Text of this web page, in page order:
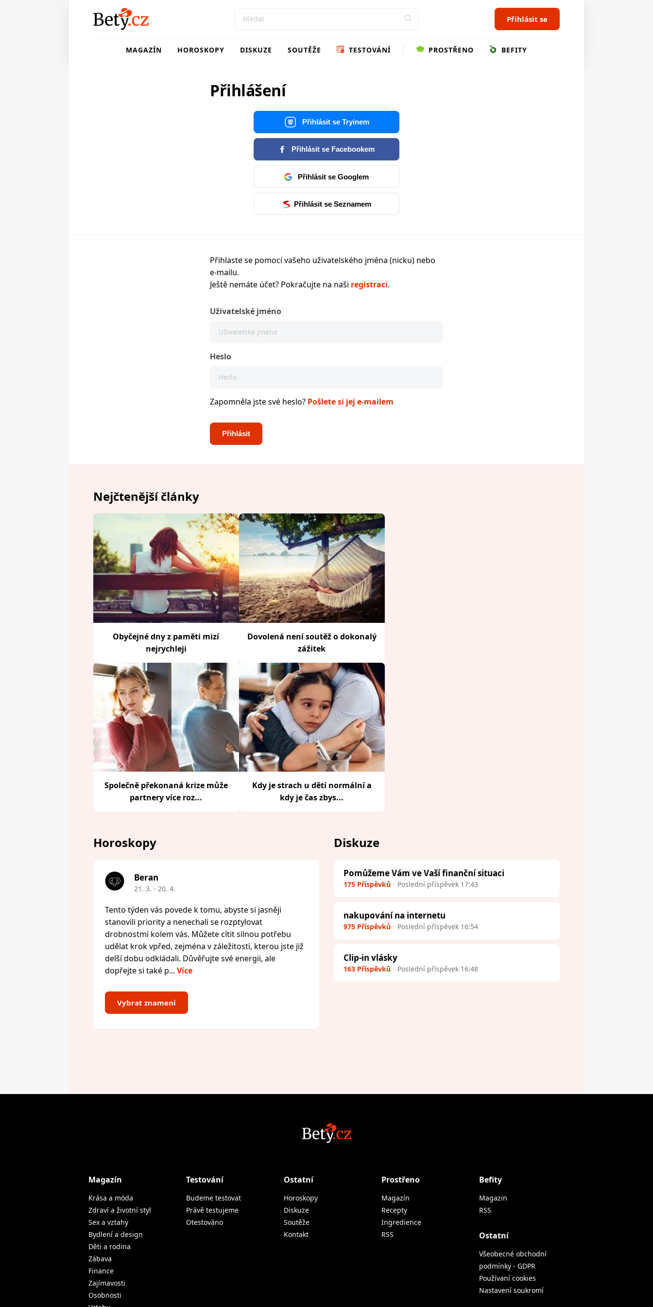
Přihlásit se
MAGAZÍN HOROSKOPY DISKUZE SOUTĚŽE TESTOVÁNÍ PROSTŘENO BEFITY
Přihlášení
Přihlásit se Tryinem
Přihlásit se Facebookem
Přihlásit se Googlem
Přihlásit se Seznamem
Přihlaste se pomocí vašeho uživatelského jména (nicku) nebo
e-mailu.
Ještě nemáte účet? Pokračujte na naši registraci.
Uživatelské jméno
Heslo
Zapomněla jste své heslo? Pošlete si jej e-mailem
Nejčtenější články
Obyčejné dny z paměti mizí
nejrychleji
Dovolená není soutěž o dokonalý
zážitek
Společně překonaná krize může
partnery více roz...
Kdy je strach u dětí normální a
kdy je čas zbys...
Horoskopy
Beran
21. 3. - 20. 4.
Tento týden vás povede k tomu, abyste si jasněji
stanovili priority a nenechali se rozptylovat
drobnostmi kolem vás. Můžete cítit silnou potřebu
udělat krok vpřed, zejména v záležitosti, kterou jste již
delší dobu odkládali. Důvěřujte své energii, ale
dopřejte si také p... Více
Vybrat znamení
Diskuze
Pomůžeme Vám ve Vaší finanční situaci
175 Příspěvků Poslední příspěvek 17:43
nakupování na internetu
975 Příspěvků Poslední příspěvek 16:54
Clip-in vlásky
163 Příspěvků Poslední příspěvek 16:48
Magazín
Krása a móda
Zdraví a životní styl
Sex a vztahy
Bydlení a design
Děti a rodina
Zábava
Finance
Zajímavosti
Osobnosti
Testování
Budeme testovat
Právě testujeme
Otestováno
Ostatní
Horoskopy
Diskuze
Soutěže
Kontakt
Prostřeno
Magazín
Recepty
Ingredience
RSS
Befity
Magazin
RSS
Ostatní
Všeobecné obchodní
podmínky - GDPR
Používaní cookies
Nastavení soukromí